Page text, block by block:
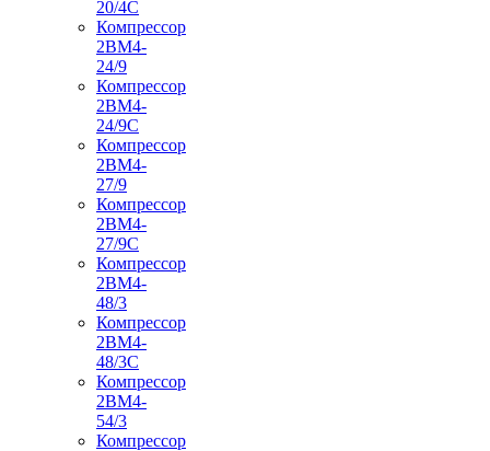
20/4С
Компрессор
2ВМ4-
24/9
Компрессор
2ВМ4-
24/9С
Компрессор
2ВМ4-
27/9
Компрессор
2ВМ4-
27/9С
Компрессор
2ВМ4-
48/3
Компрессор
2ВМ4-
48/3С
Компрессор
2ВМ4-
54/3
Компрессор